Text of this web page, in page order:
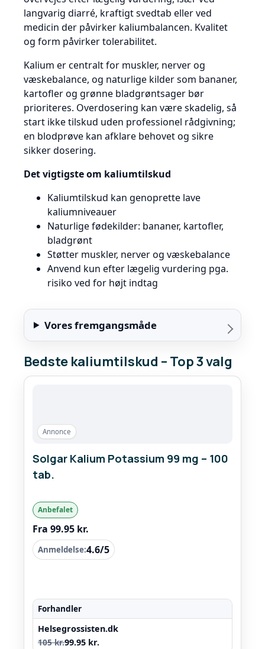
langvarig diarré, kraftigt svedtab eller ved
medicin der påvirker kaliumbalancen. Kvalitet
og form påvirker tolerabilitet.
Kalium er centralt for muskler, nerver og
væskebalance, og naturlige kilder som bananer,
kartofler og grønne bladgrøntsager bør
prioriteres. Overdosering kan være skadelig, så
start ikke tilskud uden professionel rådgivning;
en blodprøve kan afklare behovet og sikre
sikker dosering.
Det vigtigste om kaliumtilskud
Kaliumtilskud kan genoprette lave
kaliumniveauer
Naturlige fødekilder: bananer, kartofler,
bladgrønt
Støtter muskler, nerver og væskebalance
Anvend kun efter lægelig vurdering pga.
risiko ved for højt indtag
Vores fremgangsmåde
Bedste kaliumtilskud – Top 3 valg
Annonce
Solgar Kalium Potassium 99 mg – 100
tab.
Anbefalet
Fra 99.95 kr.
Anmeldelse:4.6/5
Forhandler
Helsegrossisten.dk
105 kr.99.95 kr.